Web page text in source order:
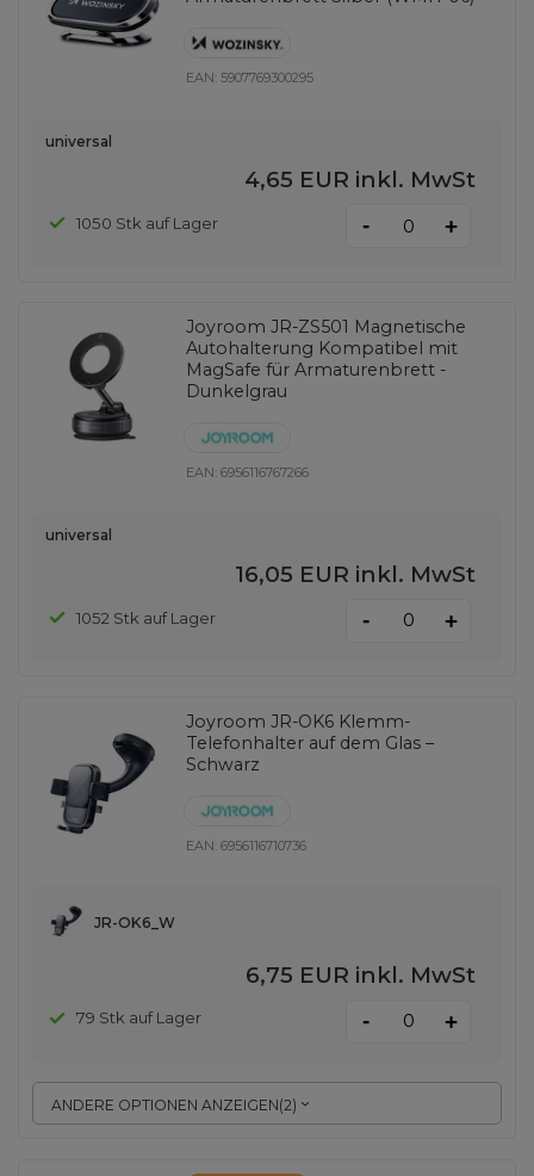
EAN: 5907769300295
universal
4,65 EUR inkl. MwSt
1050 Stk auf Lager - +
Joyroom JR-ZS501 Magnetische
Autohalterung Kompatibel mit
MagSafe für Armaturenbrett -
Dunkelgrau
EAN:6956116767266
universal
16,05 EUR inkl. MwSt
1052 Stk auf Lager - +
Joyroom JR-OK6 Klemm-
Telefonhalter auf dem Glas –
Schwarz
EAN:6956116710736
ANDERE OPTIONEN ANZEIGEN(2)
JR-OK6_W
6,75 EUR inkl. MwSt
79 Stk auf Lager - +